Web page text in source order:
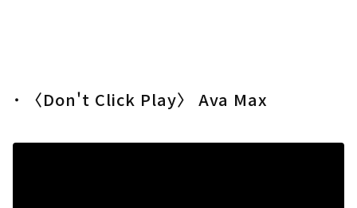
˙ 〈Don't Click Play〉 Ava Max